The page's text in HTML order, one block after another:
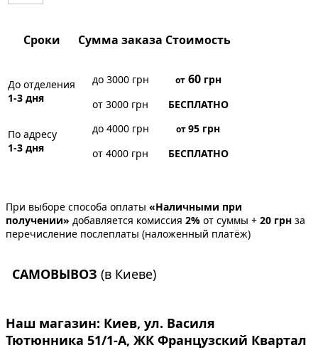
Сроки Сумма заказа Стоимость
До отделения
1-3 дня
до 3000 грн от60грн
от 3000 грн
БЕСПЛАТНО
По адресу
1-3 дня
до 4000 грн от95 грн
от 4000 грн
БЕСПЛАТНО
При выборе способа оплаты «Наличными при
получении» добавляется комиссия 2% от суммы + 20 грн за
перечисление послеплаты (наложенный платёж)
САМОВЫВОЗ (в Киеве)
Наш магазин: Киев, ул. Василя
Тютюнника 51/1-А, ЖК Французский Квартал